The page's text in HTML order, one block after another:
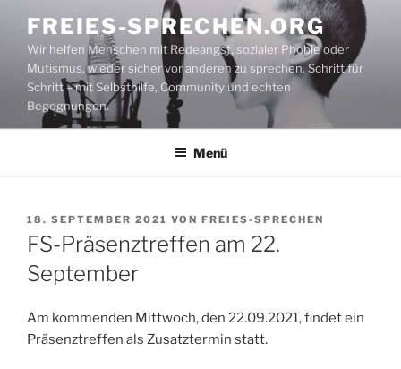
Inhalt
springen
FREIES-SPRECHEN.ORG
Wir helfen Menschen mit Redeangst, sozialer Phobie oder
Mutismus, wieder sicher vor anderen zu sprechen. Schritt für
Schritt – mit Selbsthilfe, Community und echten
Begegnungen.
Menü
VERÖFFENTLICHT
AM
18. SEPTEMBER 2021 VON FREIES-SPRECHEN
FS-Präsenztreffen am 22.
September
Am kommenden Mittwoch, den 22.09.2021, findet ein
Präsenztreffen als Zusatztermin statt.